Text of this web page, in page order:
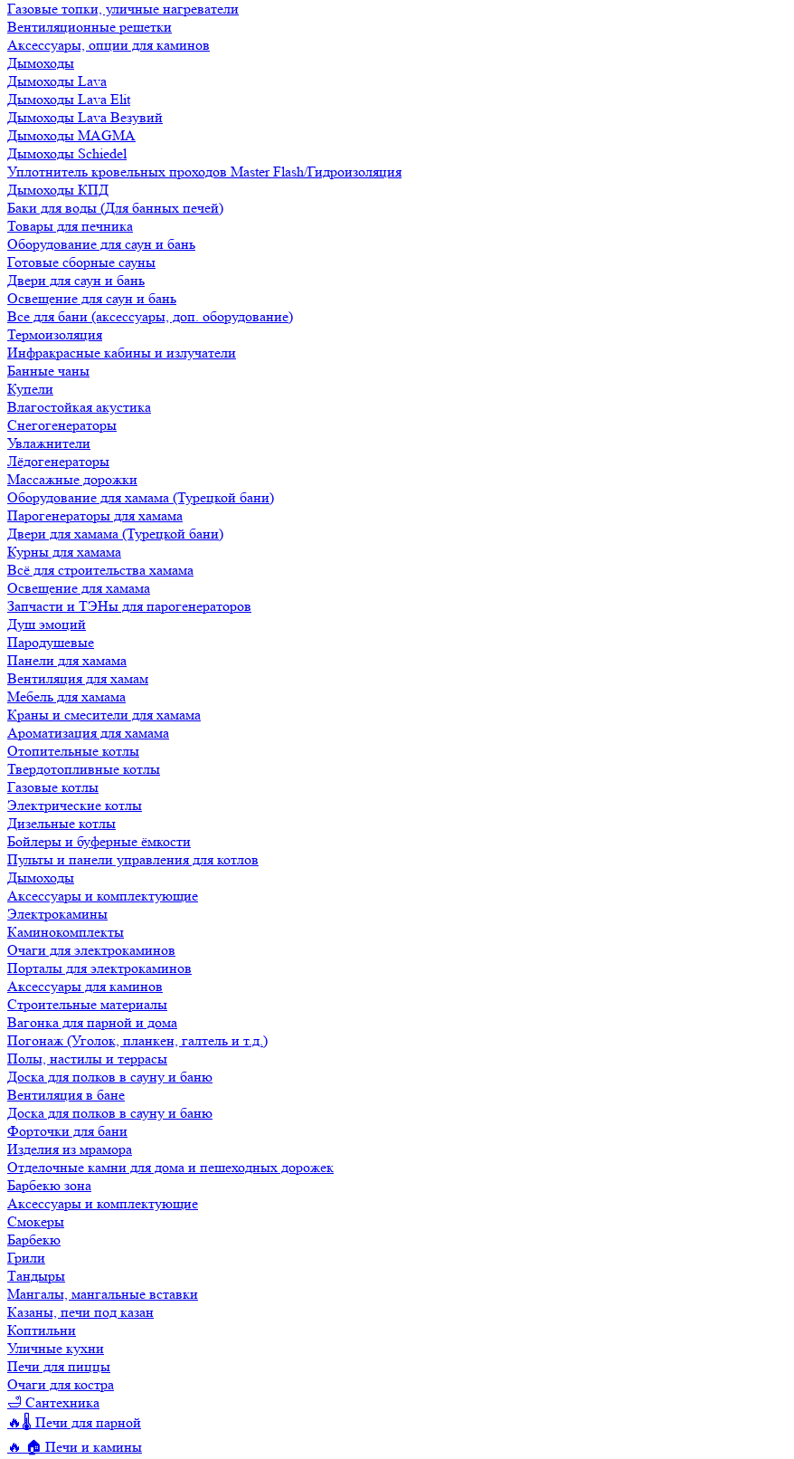
Газовые топки, уличные нагреватели
Вентиляционные решетки
Аксессуары, опции для каминов
Дымоходы
Дымоходы Lava
Дымоходы Lava Elit
Дымоходы Lava Везувий
Дымоходы MAGMA
Дымоходы Schiedel
Уплотнитель кровельных проходов Master Flash/Гидроизоляция
Дымоходы КПД
Баки для воды (Для банных печей)
Товары для печника
Оборудование для саун и бань
Готовые сборные сауны
Двери для саун и бань
Освещение для саун и бань
Все для бани (аксессуары, доп. оборудование)
Термоизоляция
Инфракрасные кабины и излучатели
Банные чаны
Купели
Влагостойкая акустика
Снегогенераторы
Увлажнители
Лёдогенераторы
Массажные дорожки
Оборудование для хамама (Турецкой бани)
Парогенераторы для хамама
Двери для хамама (Турецкой бани)
Курны для хамама
Всё для строительства хамама
Освещение для хамама
Запчасти и ТЭНы для парогенераторов
Душ эмоций
Пародушевые
Панели для хамама
Вентиляция для хамам
Мебель для хамама
Краны и смесители для хамама
Ароматизация для хамама
Отопительные котлы
Твердотопливные котлы
Газовые котлы
Электрические котлы
Дизельные котлы
Бойлеры и буферные ёмкости
Пульты и панели управления для котлов
Дымоходы
Аксессуары и комплектующие
Электрокамины
Каминокомплекты
Очаги для электрокаминов
Порталы для электрокаминов
Аксессуары для каминов
Строительные материалы
Вагонка для парной и дома
Погонаж (Уголок, планкен, галтель и т.д.)
Полы, настилы и террасы
Доска для полков в сауну и баню
Вентиляция в бане
Доска для полков в сауну и баню
Форточки для бани
Изделия из мрамора
Отделочные камни для дома и пешеходных дорожек
Барбекю зона
Аксессуары и комплектующие
Смокеры
Барбекю
Грили
Тандыры
Мангалы, мангальные вставки
Казаны, печи под казан
Коптильни
Уличные кухни
Печи для пиццы
Очаги для костра
🛁 Сантехника
🔥🌡️ Печи для парной
🔥 🏠 Печи и камины